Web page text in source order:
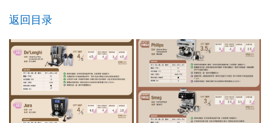
返回目录